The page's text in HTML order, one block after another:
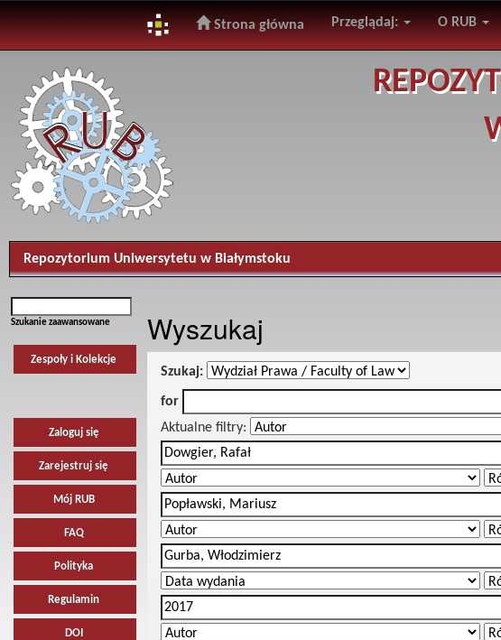
navigation
Strona główna Przeglądaj: O RUB
Repozytorium Uniwersytetu w Białymstoku
Szukanie zaawansowane
Zespoły i Kolekcje
Zaloguj się
Zarejestruj się
Mój RUB
FAQ
Polityka
Regulamin
DOI
Wyszukaj
Szukaj:
for
Aktualne filtry: